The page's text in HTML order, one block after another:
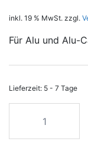
inkl. 19 % MwSt. zzgl.
Für Alu und Alu-
Lieferzeit: 5 - 7 Tage
Innenentgrater
Menge